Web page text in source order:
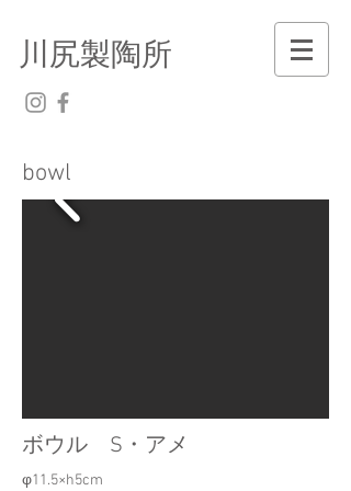
川尻製陶所
​bowl
ボウル S・アメ
φ11.5×h5cm